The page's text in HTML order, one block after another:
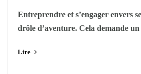
Entreprendre et s’engager envers
drôle d’aventure. Cela demande un
Lire